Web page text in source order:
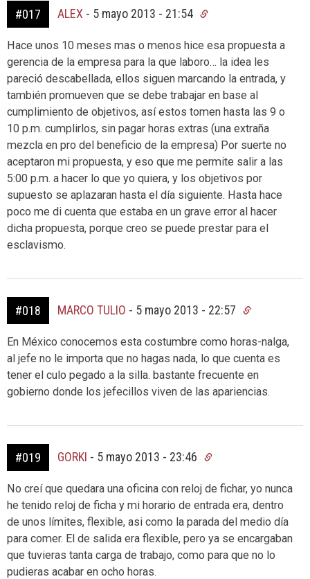
#017 ALEX - 5 mayo 2013 - 21:54
Hace unos 10 meses mas o menos hice esa propuesta a
gerencia de la empresa para la que laboro… la idea les
pareció descabellada, ellos siguen marcando la entrada, y
también promueven que se debe trabajar en base al
cumplimiento de objetivos, así estos tomen hasta las 9 o
10 p.m. cumplirlos, sin pagar horas extras (una extraña
mezcla en pro del beneficio de la empresa) Por suerte no
aceptaron mi propuesta, y eso que me permite salir a las
5:00 p.m. a hacer lo que yo quiera, y los objetivos por
supuesto se aplazaran hasta el día siguiente. Hasta hace
poco me di cuenta que estaba en un grave error al hacer
dicha propuesta, porque creo se puede prestar para el
esclavismo.
#018 MARCO TULIO - 5 mayo 2013 - 22:57
En México conocemos esta costumbre como horas-nalga,
al jefe no le importa que no hagas nada, lo que cuenta es
tener el culo pegado a la silla. bastante frecuente en
gobierno donde los jefecillos viven de las apariencias.
#019 GORKI - 5 mayo 2013 - 23:46
No creí que quedara una oficina con reloj de fichar, yo nunca
he tenido reloj de ficha y mi horario de entrada era, dentro
de unos límites, flexible, asi como la parada del medio día
para comer. El de salida era flexible, pero ya se encargaban
que tuvieras tanta carga de trabajo, como para que no lo
pudieras acabar en ocho horas.